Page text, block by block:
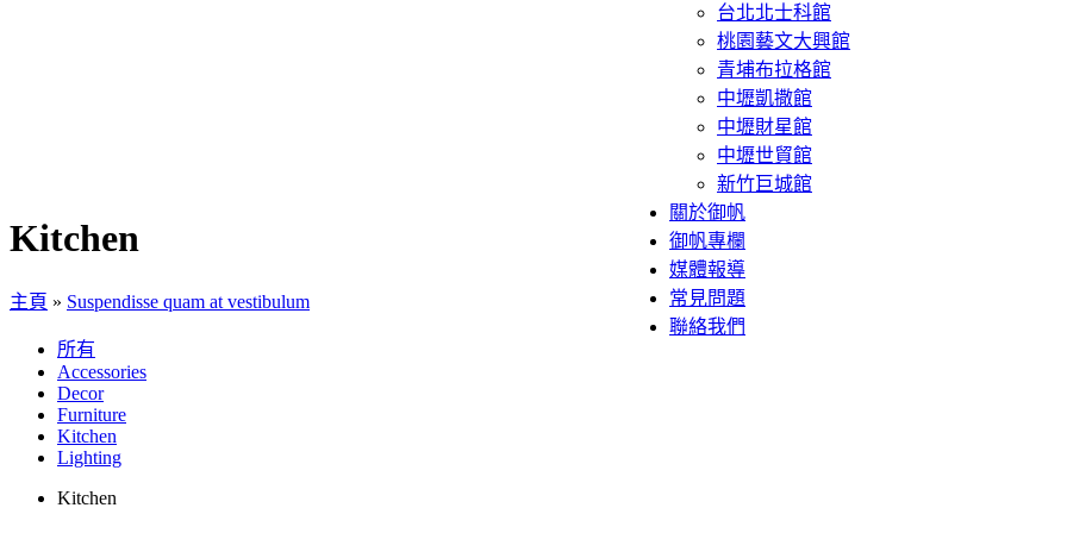
台北北士科館
桃園藝文大興館
青埔布拉格館
中壢凱撒館
中壢財星館
中壢世貿館
新竹巨城館
關於御帆
御帆專欄
媒體報導
常見問題
聯絡我們
Kitchen
主頁 » Suspendisse quam at vestibulum
所有
Accessories
Decor
Furniture
Kitchen
Lighting
Kitchen